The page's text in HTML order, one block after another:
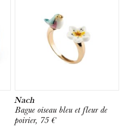
Nach
Bague oiseau bleu et fleur de
poirier, 75 €